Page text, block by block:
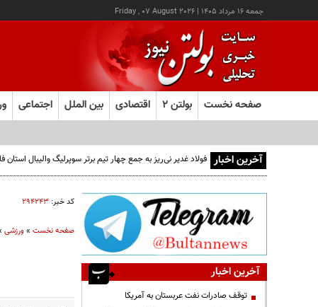
جمعه ۱۶ مرداد ۱۴۰۵ |
Friday , 07 August 2026
صفحه نخست بولتن ۲ اقتصادی بین الملل اجتماعی
آخرین اخبار فولاد غدیر نی‌ریز به جمع چهار تیم برتر سوپرلیگ والیبال استان
کد خبر: ۲۹۴۲۴۳
صفحه نخست»ورزشی
آخرین اخبار
توقف صادرات نفت عربستان به آمریکا